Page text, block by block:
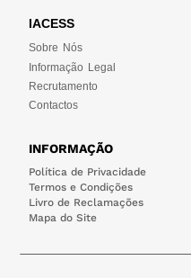
IACESS
Sobre Nós
Informação Legal
Recrutamento
Contactos
INFORMAÇÃO
Política de Privacidade
Termos e Condições
Livro de Reclamações
Mapa do Site